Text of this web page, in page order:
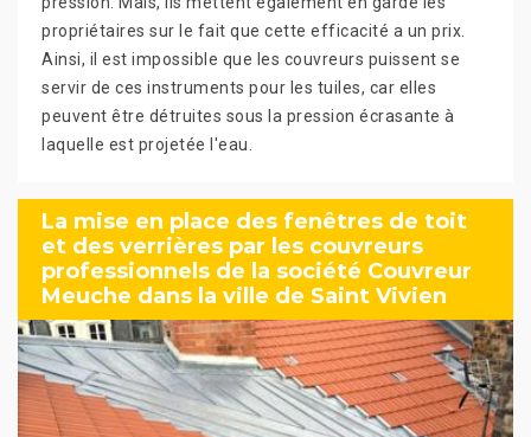
propriétaires sur le fait que cette efficacité a un prix.
Ainsi, il est impossible que les couvreurs puissent se
servir de ces instruments pour les tuiles, car elles
peuvent être détruites sous la pression écrasante à
laquelle est projetée l'eau.
La mise en place des fenêtres de toit
et des verrières par les couvreurs
professionnels de la société Couvreur
Meuche dans la ville de Saint Vivien